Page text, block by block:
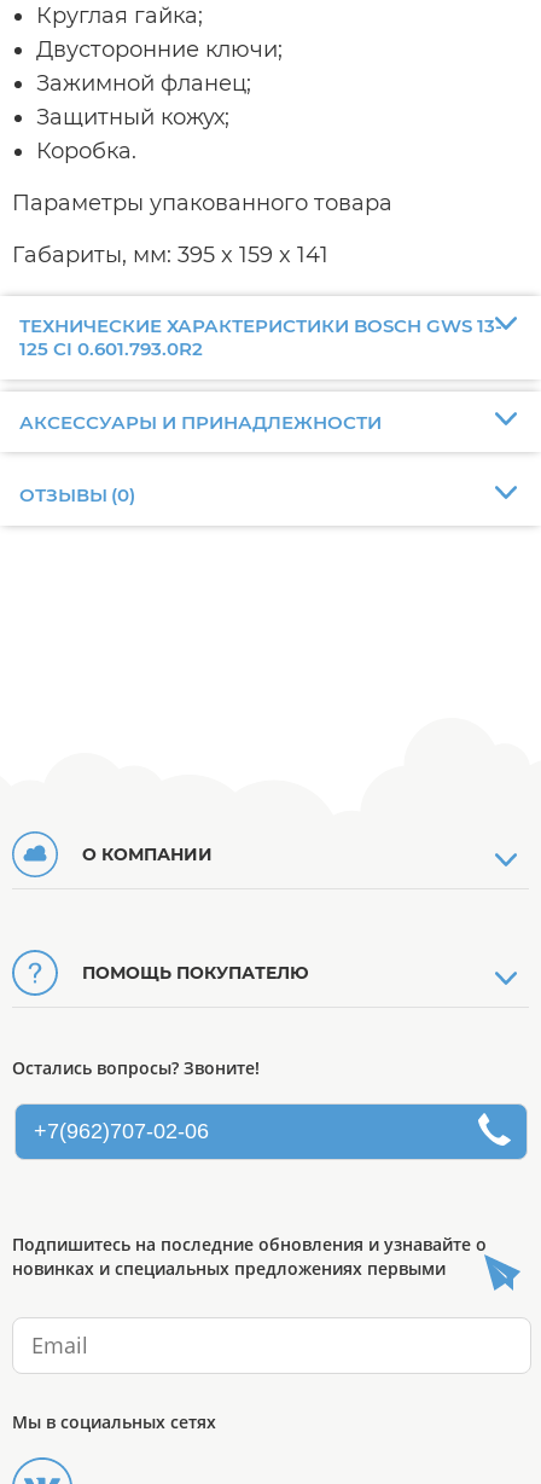
Круглая гайка;
Двусторонние ключи;
Зажимной фланец;
Защитный кожух;
Коробка.
Параметры упакованного товара
Габариты, мм: 395 x 159 x 141
ТЕХНИЧЕСКИЕ ХАРАКТЕРИСТИКИ BOSCH GWS 13-
125 CI 0.601.793.0R2
АКСЕССУАРЫ И ПРИНАДЛЕЖНОСТИ
ОТЗЫВЫ (0)
О КОМПАНИИ
ПОМОЩЬ ПОКУПАТЕЛЮ
Остались вопросы? Звоните!
+7(962)707-02-06
Подпишитесь на последние обновления и узнавайте о
новинках и специальных предложениях первыми
Мы в социальных сетях